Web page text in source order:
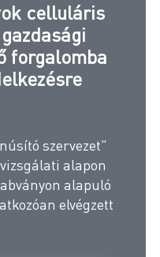
celluláris
forgalomba
szervezet"
alapon
alapuló
elvégzett